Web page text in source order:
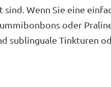
Wenn Sie eine
oder
sublinguale Tinkturen